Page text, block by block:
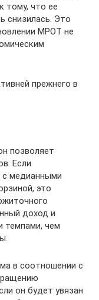
тому, что ее
снизилась. Это
МРОТ не
прежнего в
позволяет
Если
с медианными
это
доход и
темпами, чем
в соотношении с
он будет увязан